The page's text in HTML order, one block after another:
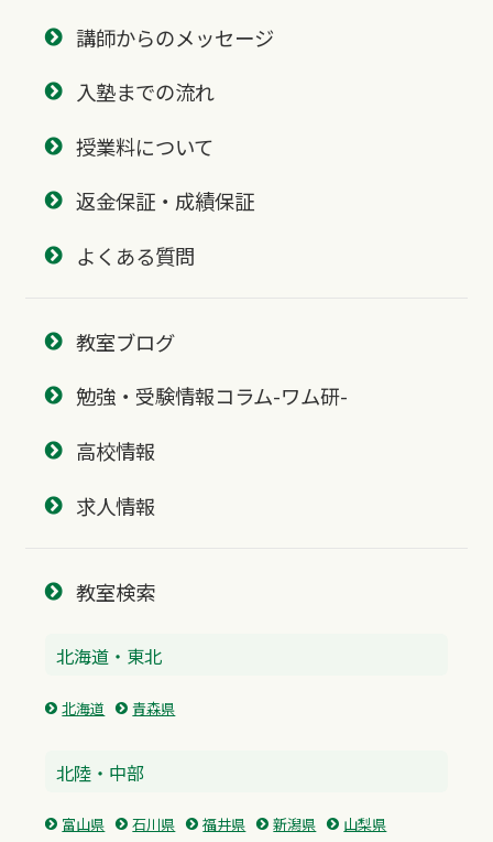
講師からのメッセージ
入塾までの流れ
授業料について
返金保証・成績保証
よくある質問
教室ブログ
勉強・受験情報コラム-ワム研-
高校情報
求人情報
教室検索
北海道・東北
北海道 青森県
北陸・中部
富山県 石川県 福井県 新潟県
山梨県